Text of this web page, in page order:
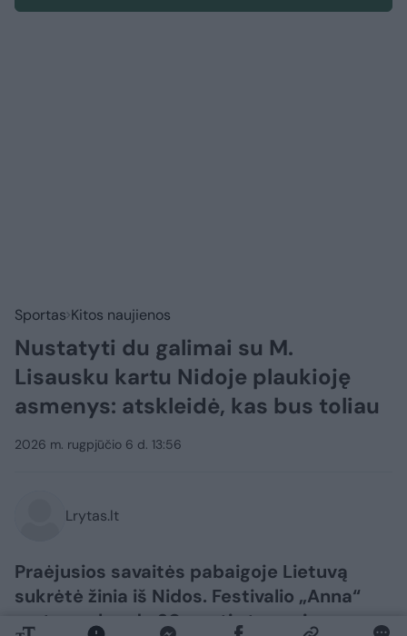
Sportas Kitos naujienos
Nustatyti du galimai su M.
Lisausku kartu Nidoje plaukioję
asmenys: atskleidė, kas bus toliau
2026 m. rugpjūčio 6 d. 13:56
Lrytas.lt
Praėjusios savaitės pabaigoje Lietuvą
sukrėtė žinia iš Nidos. Festivalio „Anna“
metu nuskendo 30-metis treneris